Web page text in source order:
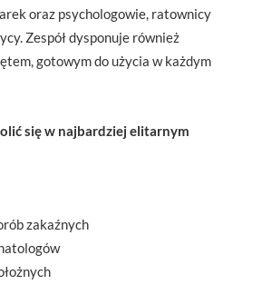
oraz psychologowie, ratownicy
Zespół dysponuje również
gotowym do użycia ​w każdym
się w najbardziej elitarnym
zakaźnych